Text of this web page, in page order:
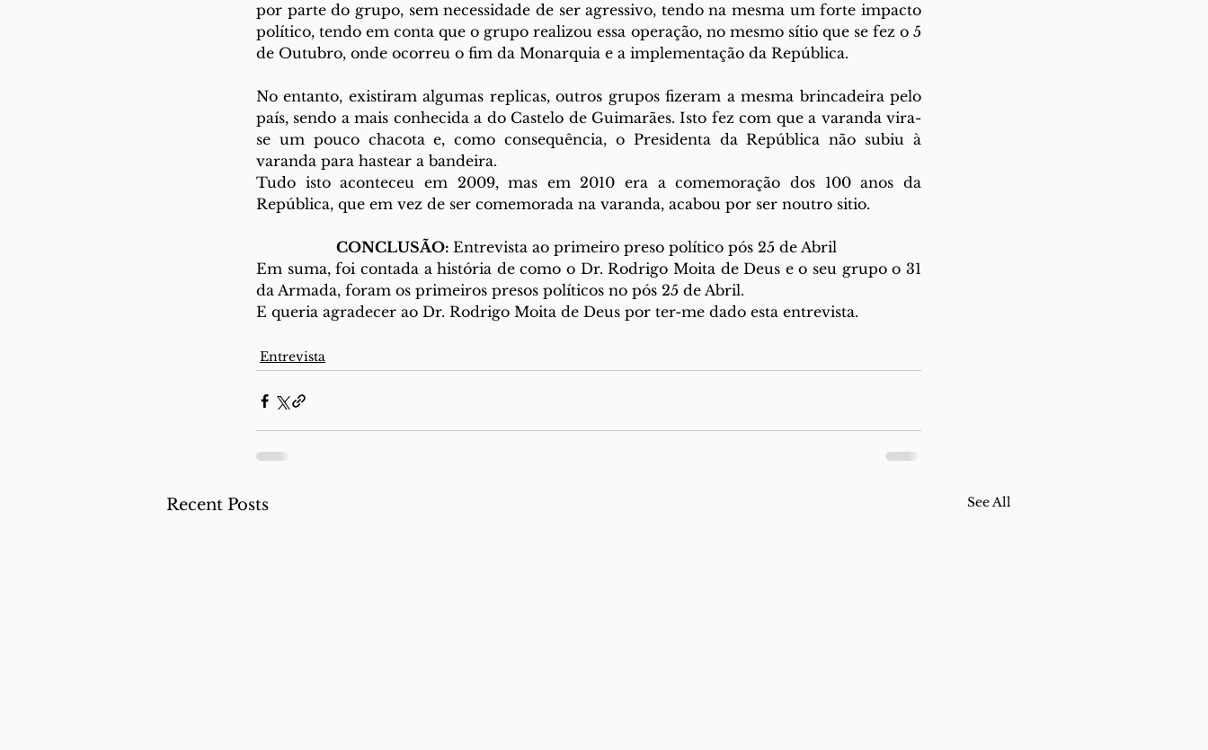
por parte do grupo, sem necessidade de ser agressivo, tendo na mesma um forte impacto
político, tendo em conta que o grupo realizou essa operação, no mesmo sítio que se fez o 5
de Outubro, onde ocorreu o fim da Monarquia e a implementação da República.
No entanto, existiram algumas replicas, outros grupos fizeram a mesma brincadeira pelo
país, sendo a mais conhecida a do Castelo de Guimarães. Isto fez com que a varanda vira-
se um pouco chacota e, como consequência, o Presidenta da República não subiu à
varanda para hastear a bandeira.
Tudo isto aconteceu em 2009, mas em 2010 era a comemoração dos 100 anos da
República, que em vez de ser comemorada na varanda, acabou por ser noutro sitio.
CONCLUSÃO: Entrevista ao primeiro preso político pós 25 de Abril
Em suma, foi contada a história de como o Dr. Rodrigo Moita de Deus e o seu grupo o 31
da Armada, foram os primeiros presos políticos no pós 25 de Abril.
E queria agradecer ao Dr. Rodrigo Moita de Deus por ter-me dado esta entrevista.
Entrevista
Recent Posts See All